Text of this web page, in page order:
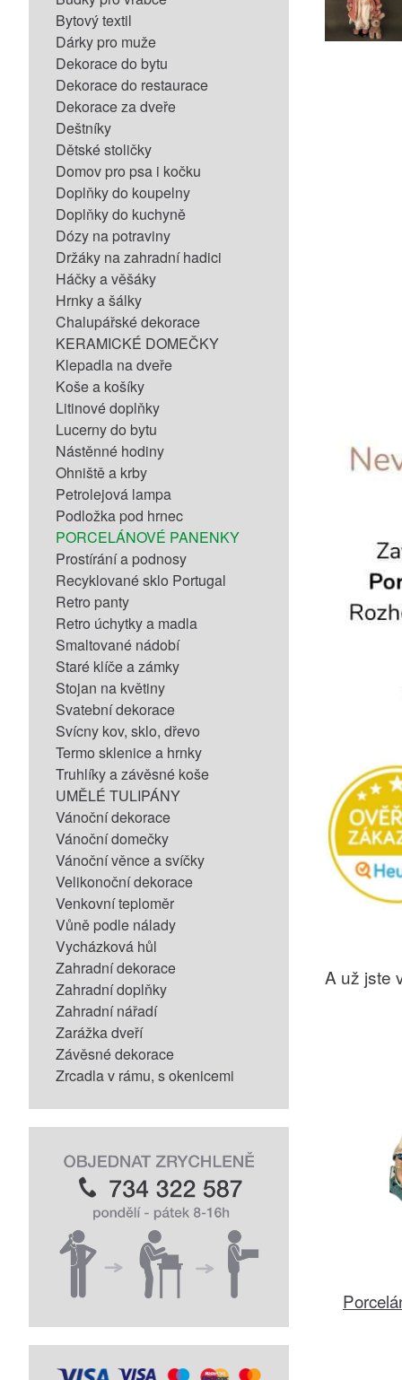
Bytový textil
Dárky pro muže
Dekorace do bytu
Dekorace do restaurace
Dekorace za dveře
Deštníky
Dětské stoličky
Domov pro psa i kočku
Doplňky do koupelny
Doplňky do kuchyně
Dózy na potraviny
Držáky na zahradní hadici
Háčky a věšáky
Hrnky a šálky
Chalupářské dekorace
KERAMICKÉ DOMEČKY
Klepadla na dveře
Koše a košíky
Litinové doplňky
Lucerny do bytu
Nástěnné hodiny
Ohniště a krby
Petrolejová lampa
Podložka pod hrnec
PORCELÁNOVÉ PANENKY
Prostírání a podnosy
Recyklované sklo Portugal
Retro panty
Retro úchytky a madla
Smaltované nádobí
Staré klíče a zámky
Stojan na květiny
Svatební dekorace
Svícny kov, sklo, dřevo
Termo sklenice a hrnky
Truhlíky a závěsné koše
UMĚLÉ TULIPÁNY
Vánoční dekorace
Vánoční domečky
Vánoční věnce a svíčky
Velikonoční dekorace
Venkovní teploměr
Vůně podle nálady
Vycházková hůl
Zahradní dekorace
Zahradní doplňky
Zahradní nářadí
Zarážka dveří
Závěsné dekorace
Zrcadla v rámu, s okenicemi
A už jste